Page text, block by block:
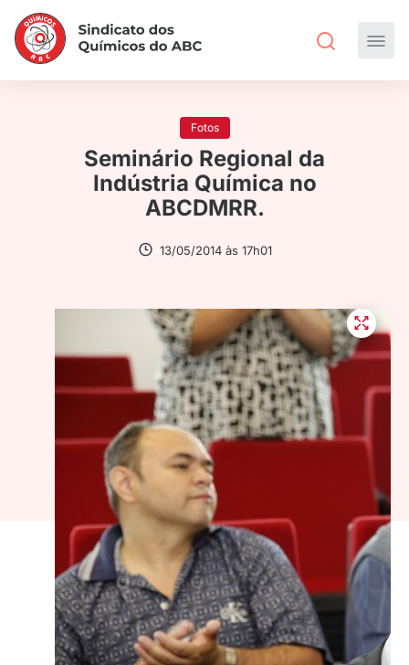
Fotos
Seminário Regional da
Indústria Química no
ABCDMRR.
13/05/2014 às 17h01